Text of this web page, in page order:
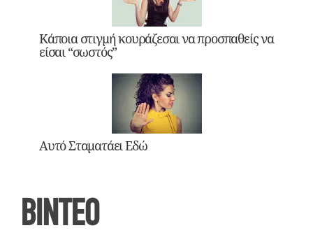
Κάποια στιγμή κουράζεσαι να προσπαθείς να
είσαι “σωστός”
Αυτό Σταματάει Εδώ
ΒΙΝΤΕΟ